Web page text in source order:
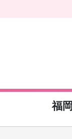
福岡